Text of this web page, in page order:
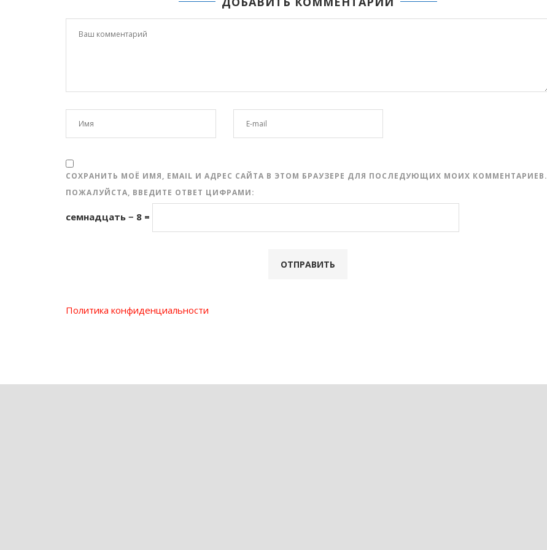
СОХРАНИТЬ МОЁ ИМЯ, EMAIL И АДРЕС САЙТА В ЭТОМ БРАУЗЕРЕ ДЛЯ ПОСЛЕДУЮЩИХ МОИХ КОММЕНТАРИЕВ.
ПОЖАЛУЙСТА, ВВЕДИТЕ ОТВЕТ ЦИФРАМИ:
семнадцать − 8 =
Политика конфиденциальности